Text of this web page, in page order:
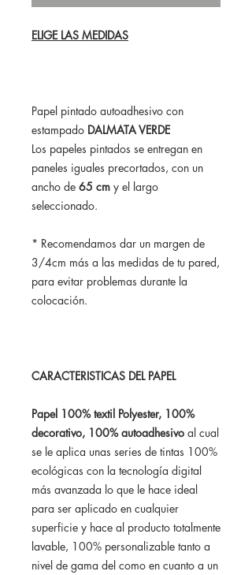
ELIGE LAS MEDIDAS
Papel pintado autoadhesivo con
estampado DALMATA VERDE
Los papeles pintados se entregan en
paneles iguales precortados, con un
ancho de 65 cm y el largo
seleccionado.
* Recomendamos dar un margen de
3/4cm más a las medidas de tu pared,
para evitar problemas durante la
colocación.
CARACTERISTICAS DEL PAPEL
Papel 100% textil Polyester, 100%
decorativo, 100% autoadhesivo al cual
se le aplica unas series de tintas 100%
ecológicas con la tecnología digital
más avanzada lo que le hace ideal
para ser aplicado en cualquier
superficie y hace al producto totalmente
lavable, 100% personalizable tanto a
nivel de gama del como en cuanto a un